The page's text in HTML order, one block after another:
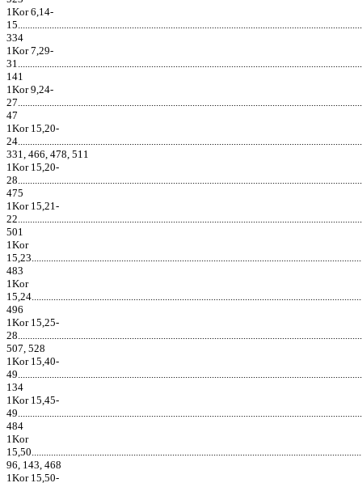
1Kor 6,14-
334
1Kor 7,29-
141
1Kor 9,24-
47
1Kor 15,20-
331, 466, 478, 511
1Kor 15,20-
475
1Kor 15,21-
501
1Kor
483
1Kor
496
1Kor 15,25-
507, 528
1Kor 15,40-
134
1Kor 15,45-
484
1Kor
96, 143, 468
1Kor 15,50-